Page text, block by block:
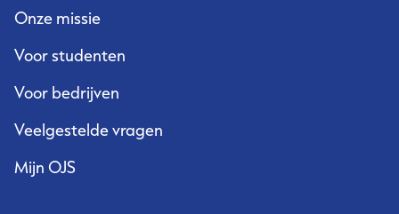
Onze missie
Voor studenten
Voor bedrijven
Veelgestelde vragen
Mijn OJS